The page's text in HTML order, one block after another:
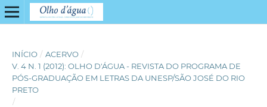
INÍCIO / ACERVO /
V. 4 N. 1 (2012): OLHO D'ÁGUA - REVISTA DO PROGRAMA DE
PÓS-GRADUAÇÃO EM LETRAS DA UNESP/SÃO JOSÉ DO RIO
PRETO
/